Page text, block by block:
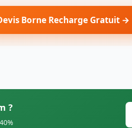
Borne Recharge Gratuit →
?